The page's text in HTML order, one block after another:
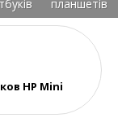
планшетів
HP Mini